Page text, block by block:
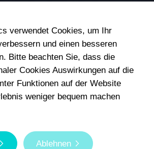
Absenden
Robotics (Shenzhen) Co., Ltd. Alle
Rechte vorbehalten.
verwendet Cookies, um Ihr
und einen besseren
Bitte beachten Sie, dass die
Cookies Auswirkungen auf die
Funktionen auf der Website
weniger bequem machen
Ablehnen